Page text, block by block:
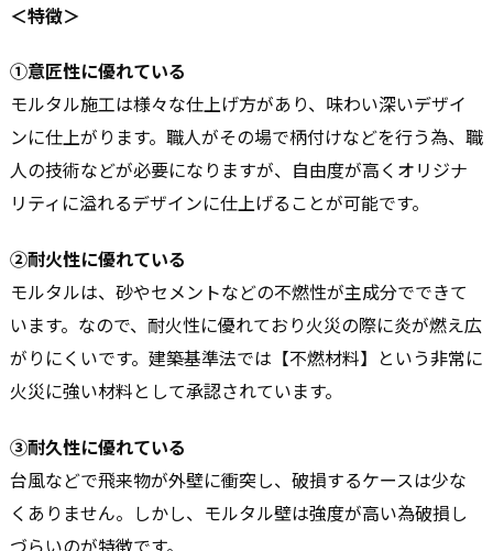
＜特徴＞
①意匠性に優れている
モルタル施工は様々な仕上げ方があり、味わい深いデザイ
ンに仕上がります。職人がその場で柄付けなどを行う為、職
人の技術などが必要になりますが、自由度が高くオリジナ
リティに溢れるデザインに仕上げることが可能です。
②耐火性に優れている
モルタルは、砂やセメントなどの不燃性が主成分でできて
います。なので、耐火性に優れており火災の際に炎が燃え広
がりにくいです。建築基準法では【不燃材料】という非常に
火災に強い材料として承認されています。
③耐久性に優れている
台風などで飛来物が外壁に衝突し、破損するケースは少な
くありません。しかし、モルタル壁は強度が高い為破損し
づらいのが特徴です。